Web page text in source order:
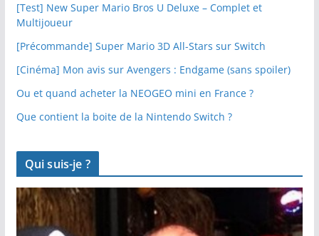
[Test] New Super Mario Bros U Deluxe – Complet et
Multijoueur
[Précommande] Super Mario 3D All-Stars sur Switch
[Cinéma] Mon avis sur Avengers : Endgame (sans spoiler)
Ou et quand acheter la NEOGEO mini en France ?
Que contient la boite de la Nintendo Switch ?
Qui suis-je ?